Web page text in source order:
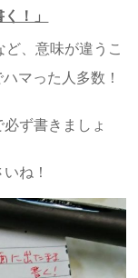
！」
、意味が違うこ
マった人多数！
ず書きましょ
ね！